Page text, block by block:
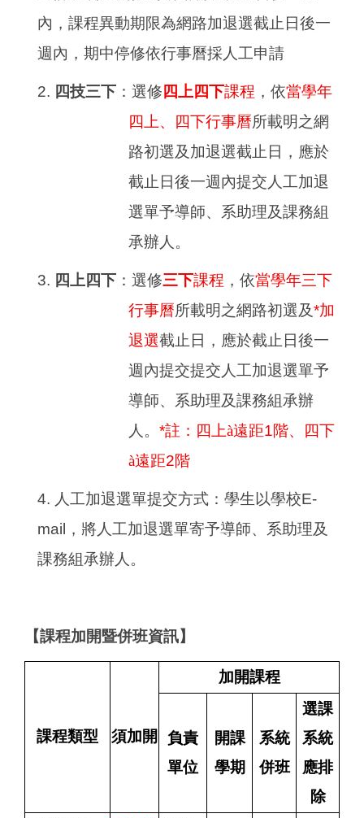
內，課程異動期限為網路加退選截止日後一
週內，期中停修依行事曆採人工申請
2. 四技三下 ：選修 四上四下課程 ，依當學年
四上、四下行事曆所載明之網
路初選及加退選截止日，應於
截止日後一週內提交人工加退
選單予導師、系助理及課務組
承辦人。
3. 四上四下 ：選修三下課程 ，依當學年三下
行事曆所載明之網路初選及*加
退選截止日，應於截止日後一
週內提交提交人工加退選單予
導師、系助理及課務組承辦
人。 *註：四上à遠距1階、四下
à遠距2階
4. 人工加退選單提交方式：學生以學校E-
mail，將人工加退選單寄予導師、系助理及
課務組承辦人。
【課程加開暨併班資訊】
課程類型 須加開
加開課程
負責
單位
開課
學期
系統
併班
選課
系統
應排
除